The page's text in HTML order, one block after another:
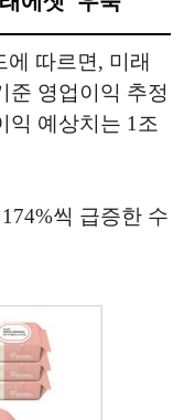
따르면, 미래
준 영업이익 추정
익 예상치는 1조
씩 급증한 수